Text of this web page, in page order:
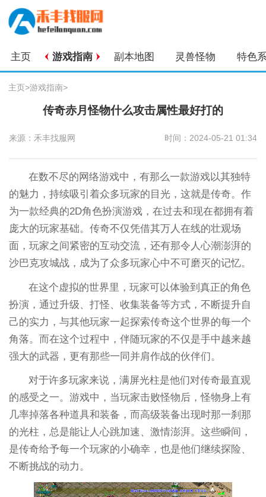
主页 游戏指南 副本地图 灵兽怪物 特色
主页>游戏指南>
传奇赤月怪物什么攻击属性最好打的
来源：禾丰找服网 时间：2024-05-21 01:34
在数不尽的网络游戏中，有那么一款游戏以其独特
的魅力，持续吸引着众多玩家的目光，这就是传奇。作
为一款经典的2D角色扮演游戏，在过去和现在都拥有着
庞大的玩家基础。传奇不仅凭借其万人在线的壮观场
面，玩家之间紧密的互动交流，还有那令人心潮澎湃的
沙巴克攻城战，成为了众多玩家心中不可磨灭的记忆。
在这个虚拟的世界里，玩家可以体验到真正的角色
扮演，通过升级、打怪、收集装备等方式，不断提升自
己的实力，与其他玩家一起探索传奇这个世界的每一个
角落。而在这个过程中，伴随玩家的不仅是手中越来越
强大的武器，更有那些一同并肩作战的伙伴们。
对于许多玩家来说，满屏光柱是他们对传奇最直观
的感受之一。游戏中，当玩家击败怪物后，怪物身上有
几率掉落各种道具和装备，而高级装备出现时那一刹那
的光柱，总是能让人心跳加速、激情澎湃。这些瞬间，
是传奇给予每一个玩家的小确幸，也是他们继续探险、
不断挑战的动力。